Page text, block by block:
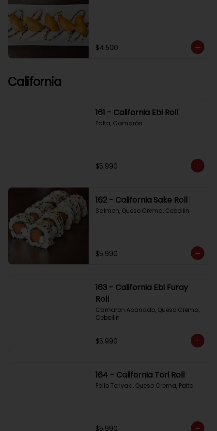
$4.500
California
161 - California Ebi Roll
Palta, Camarón
$5.990
162 - California Sake Roll
Salmon, Queso Crema, Cebollin
$5.990
163 - California Ebi Furay
Roll
Camaron Apanado, Queso Crema,
Cebollin
$5.990
164 - California Tori Roll
Pollo Teriyaki, Queso Crema, Palta
$5.990